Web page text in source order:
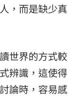
，而是缺少真
世界的方式較
辨識，這使得
論時，容易感